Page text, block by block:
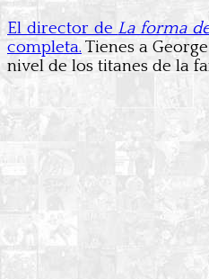
El director deLa forma
completa.Tienes a
nivel de los titanes de la